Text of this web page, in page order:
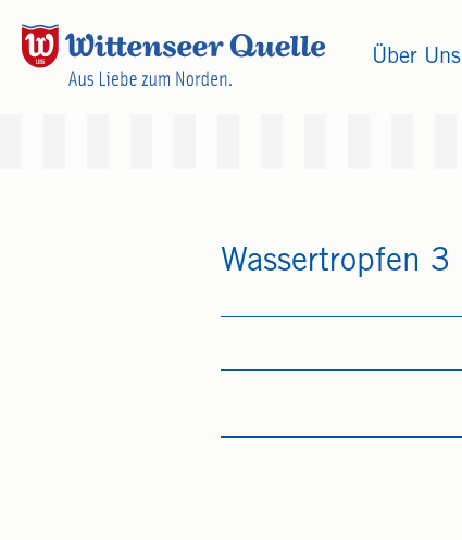
Über Uns
Wassertropfen 3